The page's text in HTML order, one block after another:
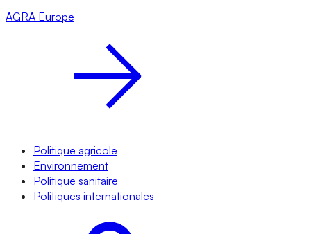
AGRA Europe
Politique agricole
Environnement
Politique sanitaire
Politiques internationales